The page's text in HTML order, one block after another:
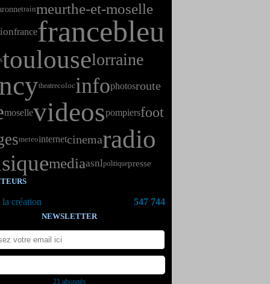
trainmeurthe-et-moselle
francefrancebleu
toulouselorraine
theatrecolocinfophotosroute
mosellevideospompiersfoot
meteointernetcinemaradio
mediaasnlpolitiquepresse
création 547 744
NEWSLETTER
21 abonnés